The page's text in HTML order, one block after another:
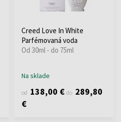
Creed Love In White
Parfémovaná voda
Od 30ml - do 75ml
Na sklade
od 138,00 € do 289,80
€